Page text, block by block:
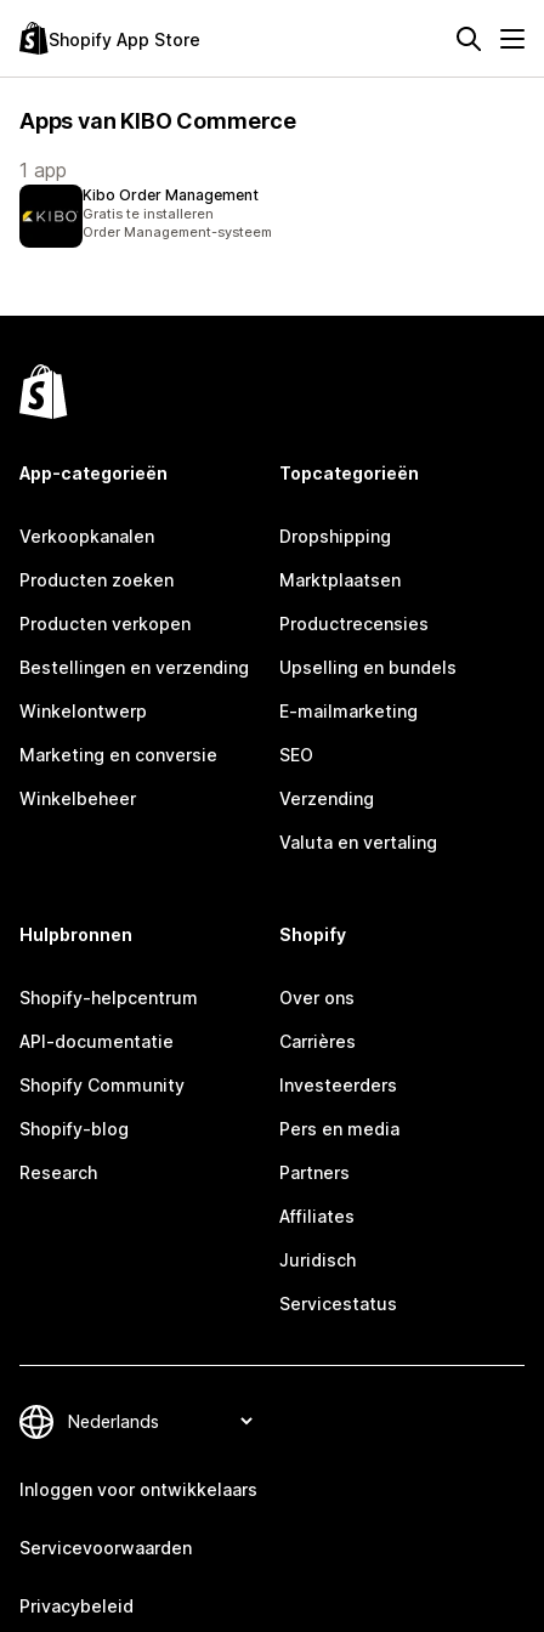
Shopify App Store
Apps van KIBO Commerce
1 app
Kibo Order Management
Gratis te installeren
Order Management-systeem
App-categorieën
Verkoopkanalen
Producten zoeken
Producten verkopen
Bestellingen en verzending
Winkelontwerp
Marketing en conversie
Winkelbeheer
Topcategorieën
Dropshipping
Marktplaatsen
Productrecensies
Upselling en bundels
E-mailmarketing
SEO
Verzending
Valuta en vertaling
Hulpbronnen
Shopify-helpcentrum
API-documentatie
Shopify Community
Shopify-blog
Research
Shopify
Over ons
Carrières
Investeerders
Pers en media
Partners
Affiliates
Juridisch
Servicestatus
Inloggen voor ontwikkelaars
Servicevoorwaarden
Privacybeleid